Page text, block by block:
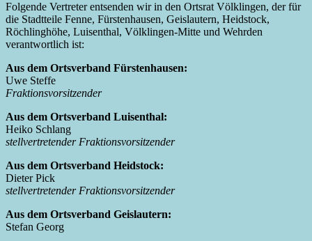
Folgende Vertreter entsenden wir in den Ortsrat Völklingen, der für
die Stadtteile Fenne, Fürstenhausen, Geislautern, Heidstock,
Röchlinghöhe, Luisenthal, Völklingen-Mitte und Wehrden
verantwortlich ist:
Aus dem Ortsverband Fürstenhausen:
Uwe Steffe
Fraktionsvorsitzender
Aus dem Ortsverband Luisenthal:
Heiko Schlang
stellvertretender Fraktionsvorsitzender
Aus dem Ortsverband Heidstock:
Dieter Pick
stellvertretender Fraktionsvorsitzender
Aus dem Ortsverband Geislautern:
Stefan Georg